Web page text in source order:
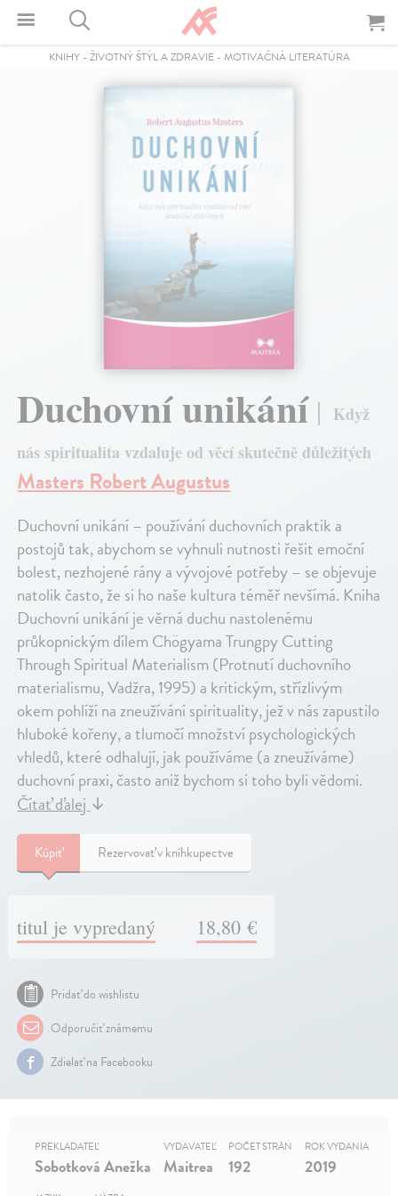
KNIHY- ŽIVOTNÝ ŠTÝL A ZDRAVIE- MOTIVAČNÁ LITERATÚRA
Duchovní unikání
Když
nás spiritualita vzdaluje od věcí skutečně důležitých
Masters Robert Augustus
Duchovní unikání – používání duchovních praktik a
postojů tak, abychom se vyhnuli nutnosti řešit emoční
bolest, nezhojené rány a vývojové potřeby – se objevuje
natolik často, že si ho naše kultura téměř nevšímá. Kniha
Duchovní unikání je věrná duchu nastolenému
průkopnickým dílem Chögyama Trungpy Cutting
Through Spiritual Materialism (Protnutí duchovního
materialismu, Vadžra, 1995) a kritickým, střízlivým
okem pohlíží na zneužívání spirituality, jež v nás zapustilo
hluboké kořeny, a tlumočí množství psychologických
vhledů, které odhalují, jak používáme (a zneužíváme)
duchovní praxi, často aniž bychom si toho byli vědomi.
Čítať ďalej↓
Kúpiť Rezervovať v kníhkupectve
titul je vypredaný 18,80 €
Pridať do wishlistu
Odporučiť známemu
Zdielať na Facebooku
PREKLADATEĽ
Sobotková Anežka
VYDAVATEĽ
Maitrea
POČET STRÁN
192
ROK VYDANIA
2019